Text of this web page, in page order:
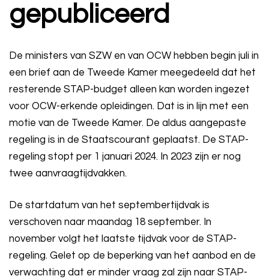
gepubliceerd
De ministers van SZW en van OCW hebben begin juli in
een brief aan de Tweede Kamer meegedeeld dat het
resterende STAP-budget alleen kan worden ingezet
voor OCW-erkende opleidingen. Dat is in lijn met een
motie van de Tweede Kamer. De aldus aangepaste
regeling is in de Staatscourant geplaatst. De STAP-
regeling stopt per 1 januari 2024. In 2023 zijn er nog
twee aanvraagtijdvakken.
De startdatum van het septembertijdvak is
verschoven naar maandag 18 september. In
november volgt het laatste tijdvak voor de STAP-
regeling. Gelet op de beperking van het aanbod en de
verwachting dat er minder vraag zal zijn naar STAP-